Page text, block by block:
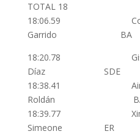
TOTAL 18
18:06.59
Garrido BA
18:20.78 Gisela
Díaz SDE
18:38.41
Roldán
18:39.77
Simeone ER